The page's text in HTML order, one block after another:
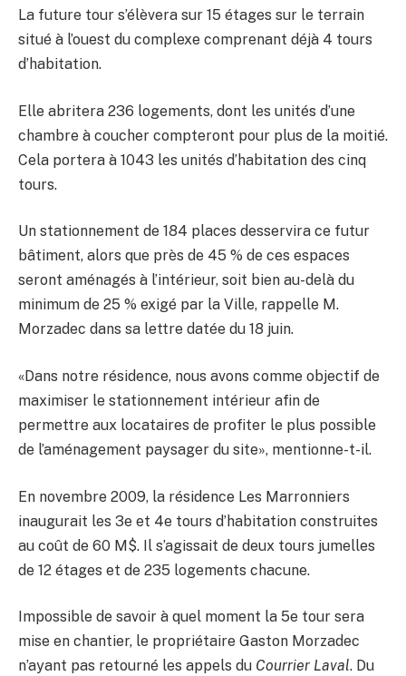
La future tour s’élèvera sur 15 étages sur le terrain
situé à l’ouest du complexe comprenant déjà 4 tours
d’habitation.
Elle abritera 236 logements, dont les unités d’une
chambre à coucher compteront pour plus de la moitié.
Cela portera à 1043 les unités d’habitation des cinq
tours.
Un stationnement de 184 places desservira ce futur
bâtiment, alors que près de 45 % de ces espaces
seront aménagés à l’intérieur, soit bien au-delà du
minimum de 25 % exigé par la Ville, rappelle M.
Morzadec dans sa lettre datée du 18 juin.
«Dans notre résidence, nous avons comme objectif de
maximiser le stationnement intérieur afin de
permettre aux locataires de profiter le plus possible
de l’aménagement paysager du site», mentionne-t-il.
En novembre 2009, la résidence Les Marronniers
inaugurait les 3e et 4e tours d’habitation construites
au coût de 60 M$. Il s’agissait de deux tours jumelles
de 12 étages et de 235 logements chacune.
Impossible de savoir à quel moment la 5e tour sera
mise en chantier, le propriétaire Gaston Morzadec
n’ayant pas retourné les appels du Courrier Laval. Du